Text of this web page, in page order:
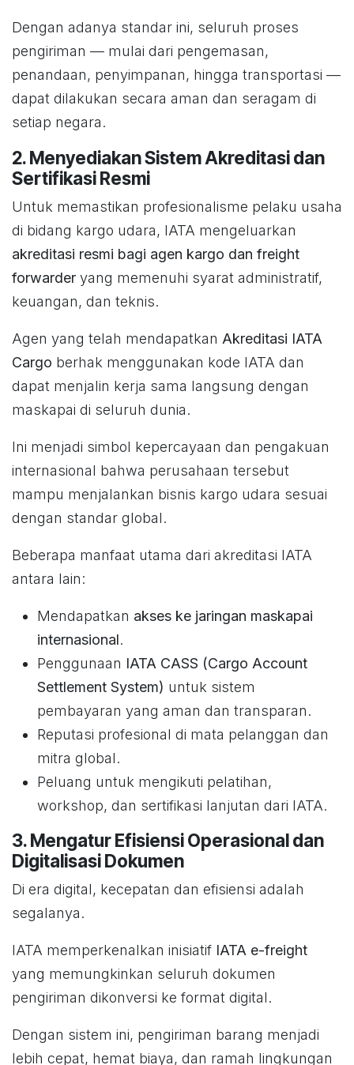
Dengan adanya standar ini, seluruh proses
pengiriman — mulai dari pengemasan,
penandaan, penyimpanan, hingga transportasi —
dapat dilakukan secara aman dan seragam di
setiap negara.
2. Menyediakan Sistem Akreditasi dan
Sertifikasi Resmi
Untuk memastikan profesionalisme pelaku usaha
di bidang kargo udara, IATA mengeluarkan
akreditasi resmi bagi agen kargo dan freight
forwarder yang memenuhi syarat administratif,
keuangan, dan teknis.
Agen yang telah mendapatkan Akreditasi IATA
Cargo berhak menggunakan kode IATA dan
dapat menjalin kerja sama langsung dengan
maskapai di seluruh dunia.
Ini menjadi simbol kepercayaan dan pengakuan
internasional bahwa perusahaan tersebut
mampu menjalankan bisnis kargo udara sesuai
dengan standar global.
Beberapa manfaat utama dari akreditasi IATA
antara lain:
Mendapatkan akses ke jaringan maskapai
internasional.
Penggunaan IATA CASS (Cargo Account
Settlement System) untuk sistem
pembayaran yang aman dan transparan.
Reputasi profesional di mata pelanggan dan
mitra global.
Peluang untuk mengikuti pelatihan,
workshop, dan sertifikasi lanjutan dari IATA.
3. Mengatur Efisiensi Operasional dan
Digitalisasi Dokumen
Di era digital, kecepatan dan efisiensi adalah
segalanya.
IATA memperkenalkan inisiatif IATA e-freight
yang memungkinkan seluruh dokumen
pengiriman dikonversi ke format digital.
Dengan sistem ini, pengiriman barang menjadi
lebih cepat, hemat biaya, dan ramah lingkungan